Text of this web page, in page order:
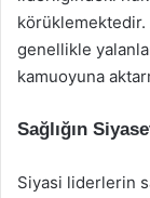
körüklemektedir.
genellikle
kamuoyuna
Sağlığın
Siyasi liderlerin